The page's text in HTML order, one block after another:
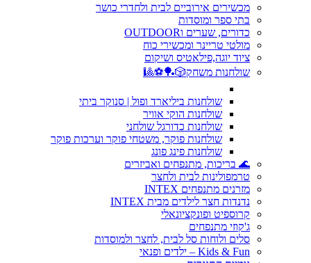
מכשירים אירוביים לבית ולחדרי כושר
בתי ספר ומוסדות
כדורים, שערים וOUTDOOR
מולטי טריינר ומכשירי כוח
ציוד יוגה,פילאטיס ושיקום
שולחנות משחק🎲🏓⚽🎱
שולחנות ביליארד ופול | סנוקר ביתי
שולחנות הוקי אוויר
שולחנות כדורגל שולחני
שולחנות פוקר, משטחי פוקר וערכות פוקר
שולחנות פינג פונג
🌊 בריכות, מתנפחים ואביזרים
טרמפולינות לבית ולחצר
מזרנים מתנפחים INTEX
נדנדות חצר לילדים מבית INTEX
קרוספיט ופונקציונאלי
ג'קוזי מתנפחים
סלים ולוחות סל לבית, לחצר ולמוסדות
Kids & Fun – ילדים ופנאי